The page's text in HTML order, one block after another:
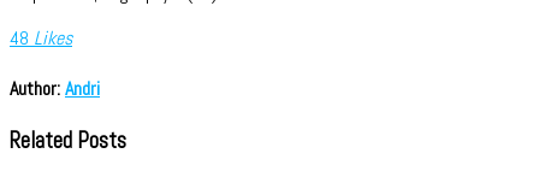
48 Likes
Author:Andri
Related Posts